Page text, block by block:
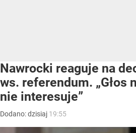
Nawrocki reaguje na
ws. referendum. „Głos
nie interesuje”
Dodano:dzisiaj 19:55